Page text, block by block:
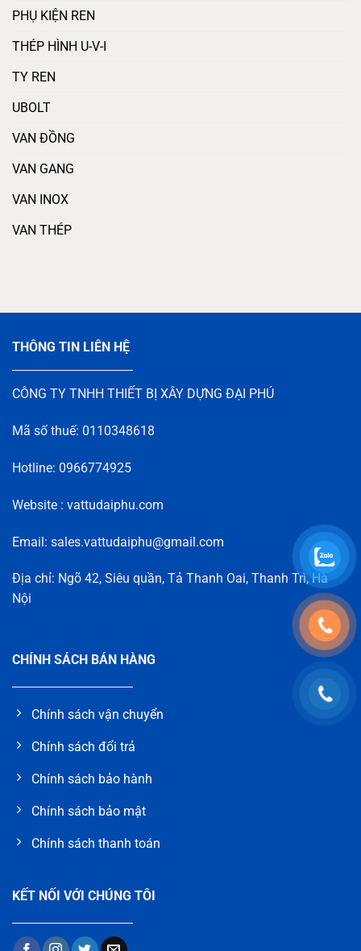
PHỤ KIỆN REN
THÉP HÌNH U-V-I
TY REN
UBOLT
VAN ĐỒNG
VAN GANG
VAN INOX
VAN THÉP
THÔNG TIN LIÊN HỆ
CÔNG TY TNHH THIẾT BỊ XÂY DỰNG ĐẠI PHÚ
Mã số thuế: 0110348618
Hotline: 0966774925
Website : vattudaiphu.com
Email: sales.vattudaiphu@gmail.com
Địa chỉ: Ngõ 42, Siêu quần, Tả Thanh Oai, Thanh Trì, Hà
Nội
CHÍNH SÁCH BÁN HÀNG
Chính sách vận chuyển
Chính sách đổi trả
Chính sách bảo hành
Chính sách bảo mật
Chính sách thanh toán
KẾT NỐI VỚI CHÚNG TÔI